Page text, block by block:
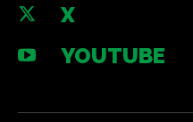
X
YOUTUBE